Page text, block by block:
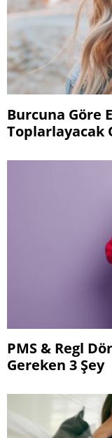
Burcuna Göre
Toplarlayacak
PMS & Regl
Gereken 3 Şey